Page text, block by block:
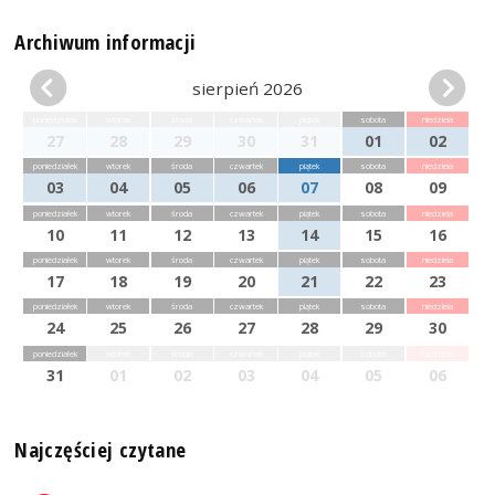
Archiwum informacji
sierpień 2026
27 28 29 30 31
sobota
01
niedziela
02
poniedziałek
03
wtorek
04
środa
05
czwartek
06
piątek
07
sobota
08
niedziela
09
poniedziałek
10
wtorek
11
środa
12
czwartek
13
piątek
14
sobota
15
niedziela
16
poniedziałek
17
wtorek
18
środa
19
czwartek
20
piątek
21
sobota
22
niedziela
23
poniedziałek
24
wtorek
25
środa
26
czwartek
27
piątek
28
sobota
29
niedziela
30
poniedziałek
31 01 02 03 04 05 06
Najczęściej czytane